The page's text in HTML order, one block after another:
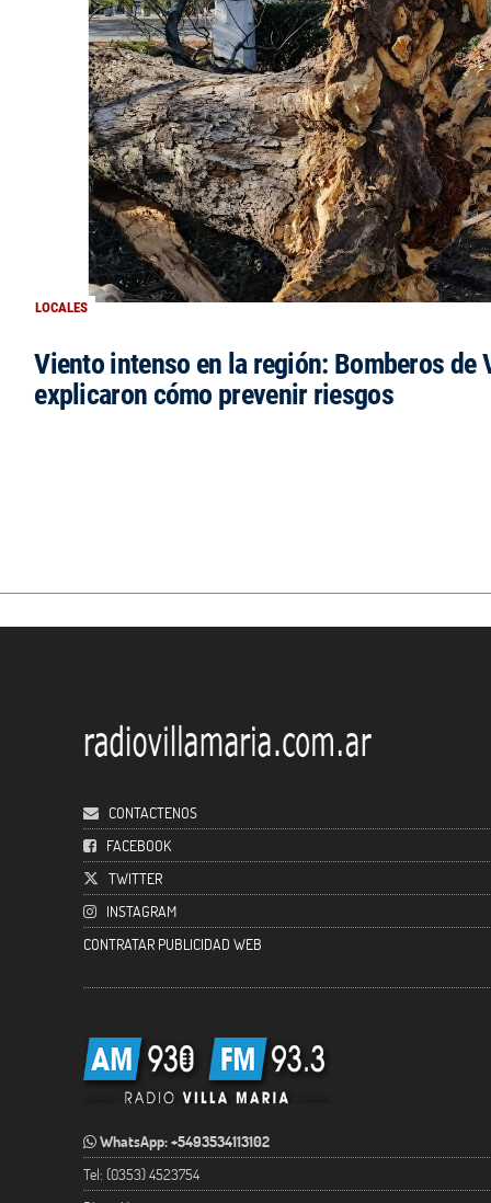
LOCALES
Viento intenso en la región: Bomberos de
explicaron cómo prevenir riesgos
CONTACTENOS
FACEBOOK
TWITTER
INSTAGRAM
CONTRATAR PUBLICIDAD WEB
WhatsApp: +5493534113102
Tel: (0353) 4523754